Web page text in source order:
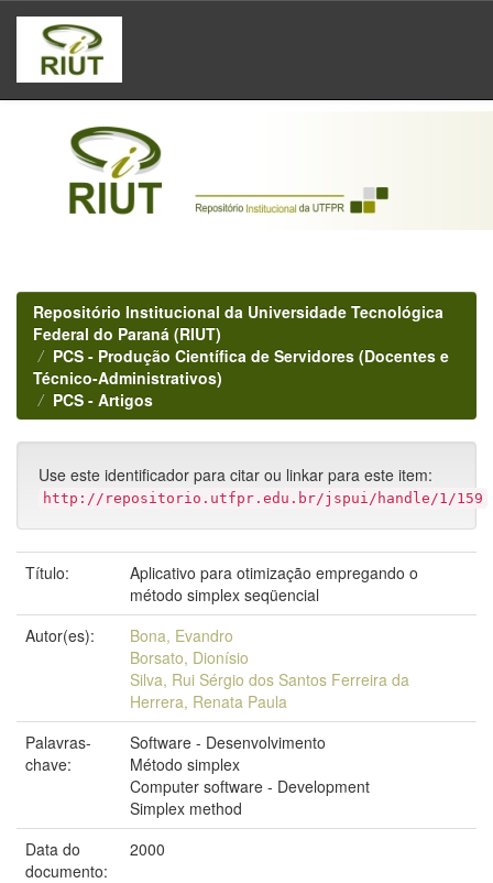
Skip
navigation
Repositório Institucional da Universidade Tecnológica
Federal do Paraná (RIUT)
PCS - Produção Científica de Servidores (Docentes e
Técnico-Administrativos)
PCS - Artigos
Use este identificador para citar ou linkar para este item:
http://repositorio.utfpr.edu.br/jspui/handle/1/159
Título:
Aplicativo para otimização empregando o
método simplex seqüencial
Autor(es):
Bona, Evandro
Borsato, Dionísio
Silva, Rui Sérgio dos Santos Ferreira da
Herrera, Renata Paula
Palavras-
chave:
Software - Desenvolvimento
Método simplex
Computer software - Development
Simplex method
Data do
documento:
2000